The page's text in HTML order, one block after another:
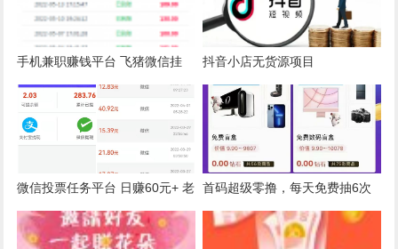
手机兼职赚钱平台 飞猪微信挂
机，单号一天50+
抖音小店无货源项目
微信投票任务平台 日赚60元+ 老
平台旗下稳定两年了
首码超级零撸，每天免费抽6次
盲盒，物品回收直接提现